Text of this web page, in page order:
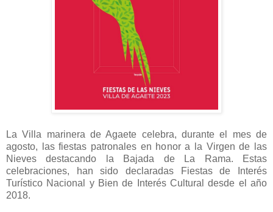
La Villa marinera de Agaete celebra, durante el mes de
agosto, las fiestas patronales en honor a la Virgen de las
Nieves destacando la Bajada de La Rama. Estas
celebraciones, han sido declaradas Fiestas de Interés
Turístico Nacional y Bien de Interés Cultural desde el año
2018.